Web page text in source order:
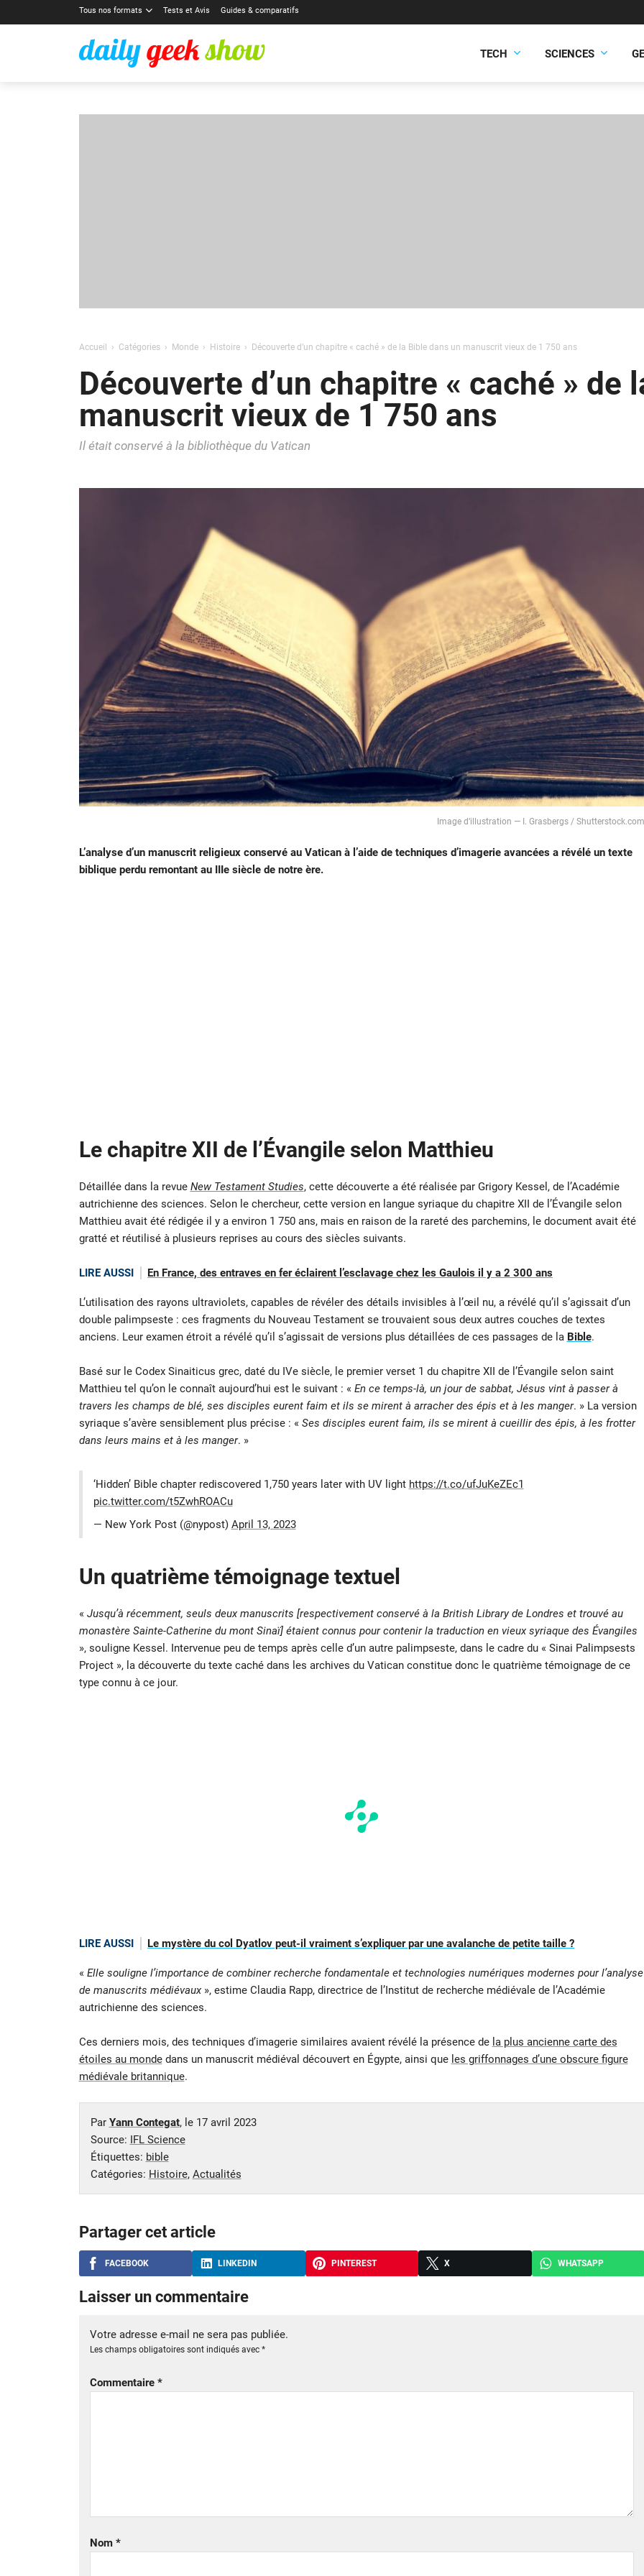
Tous nos formats Tests et Avis Guides & comparatifs
TECH SCIENCES
Accueil Catégories Monde Histoire Découverte d’un chapitre « caché » de la Bible dans un manuscrit vieux de 1 750 ans
Découverte d’un chapitre « caché » de
manuscrit vieux de 1 750 ans
Il était conservé à la bibliothèque du Vatican
Image d’illustration — I. Grasbergs / Shutterstock.com
L’analyse d’un manuscrit religieux conservé au Vatican à l’aide de techniques d’imagerie avancées a révélé un texte
biblique perdu remontant au IIIe siècle de notre ère.
Le chapitre XII de l’Évangile selon Matthieu
Détaillée dans la revue New Testament Studies, cette découverte a été réalisée par Grigory Kessel, de l’Académie
autrichienne des sciences. Selon le chercheur, cette version en langue syriaque du chapitre XII de l’Évangile selon
Matthieu avait été rédigée il y a environ 1 750 ans, mais en raison de la rareté des parchemins, le document avait été
gratté et réutilisé à plusieurs reprises au cours des siècles suivants.
LIRE AUSSI En France, des entraves en fer éclairent l’esclavage chez les Gaulois il y a 2 300 ans
L’utilisation des rayons ultraviolets, capables de révéler des détails invisibles à l’œil nu, a révélé qu’il s’agissait d’un
double palimpseste : ces fragments du Nouveau Testament se trouvaient sous deux autres couches de textes
anciens. Leur examen étroit a révélé qu’il s’agissait de versions plus détaillées de ces passages de la Bible.
Basé sur le Codex Sinaiticus grec, daté du IVe siècle, le premier verset 1 du chapitre XII de l’Évangile selon saint
Matthieu tel qu’on le connaît aujourd’hui est le suivant : « En ce temps-là, un jour de sabbat, Jésus vint à passer à
travers les champs de blé, ses disciples eurent faim et ils se mirent à arracher des épis et à les manger. » La version
syriaque s’avère sensiblement plus précise : « Ses disciples eurent faim, ils se mirent à cueillir des épis, à les frotter
dans leurs mains et à les manger. »
‘Hidden’ Bible chapter rediscovered 1,750 years later with UV light https://t.co/ufJuKeZEc1
pic.twitter.com/t5ZwhROACu
— New York Post (@nypost) April 13, 2023
Un quatrième témoignage textuel
« Jusqu’à récemment, seuls deux manuscrits [respectivement conservé à la British Library de Londres et trouvé au
monastère Sainte-Catherine du mont Sinaï] étaient connus pour contenir la traduction en vieux syriaque des Évangiles
», souligne Kessel. Intervenue peu de temps après celle d’un autre palimpseste, dans le cadre du « Sinai Palimpsests
Project », la découverte du texte caché dans les archives du Vatican constitue donc le quatrième témoignage de ce
type connu à ce jour.
LIRE AUSSI Le mystère du col Dyatlov peut-il vraiment s’expliquer par une avalanche de petite taille ?
« Elle souligne l’importance de combiner recherche fondamentale et technologies numériques modernes pour l’analyse
de manuscrits médiévaux », estime Claudia Rapp, directrice de l’Institut de recherche médiévale de l’Académie
autrichienne des sciences.
Ces derniers mois, des techniques d’imagerie similaires avaient révélé la présence de la plus ancienne carte des
étoiles au mondedans un manuscrit médiéval découvert en Égypte, ainsi que les griffonnages d’une obscure figure
médiévale britannique.
Par Yann Contegat, le 17 avril 2023
Source: IFL Science
Étiquettes: bible
Catégories: Histoire, Actualités
Partager cet article
FACEBOOK LINKEDIN PINTEREST X WHATSAPP
Laisser un commentaire
Votre adresse e-mail ne sera pas publiée.
Les champs obligatoires sont indiqués avec *
Commentaire *
Nom *